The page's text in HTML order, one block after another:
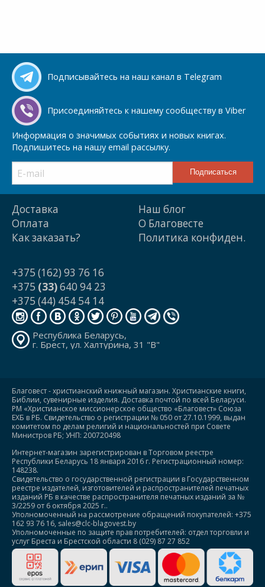
Подписывайтесь на наш канал в Telegram
Присоединяйтесь к нашему сообществу в Viber
Информация о значимых событиях и новых книгах.
Подпишитесь на нашу email рассылку.
Доставка
Оплата
Как заказать?
Наш блог
О Благовесте
Политика конфиден.
+375 (162) 93 76 16
+375 (33)640 94 23
+375 (44) 454 54 14
Республика Беларусь,
г. Брест, ул. Халтурина, 31 "В"
Благовест - христианский книжный магазин. Христианские книги,
Библии, сувенирные изделия. Доставка почтой по всей Беларуси.
РМ «Христианское миссионерское общество «Благовест» Союза
ЕХБ в РБ. Свидетельство о регистрации № 050 от 27.10.1999, выдан
комитетом по делам религий и национальностей при Совете
Министров РБ; УНП: 200720498
Интернет-магазин зарегистрирован в Торговом реестре
Республики Беларусь 18 января 2016 г. Регистрационный номер:
148238.
Свидетельство о государственной регистрации в Государственном
реестре издателей, изготовителей и распространителей печатных
изданий РБ в качестве распространителя печатных изданий за №
3/2259 от 6 октября 2025 г..
Уполномоченный на рассмотрение обращений покупателей: +375
162 93 76 16, sales@clc-blagovest.by
Уполномоченные по защите прав потребителей: отдел торговли и
услуг Бреста и Брестской области 8 (029) 87 27 852